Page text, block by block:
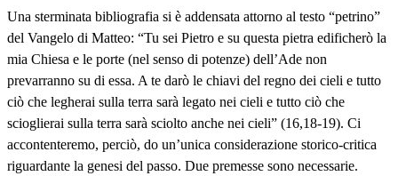
Una sterminata bibliografia si è addensata attorno al testo “petrino”
del Vangelo di Matteo: “Tu sei Pietro e su questa pietra edificherò la
mia Chiesa e le porte (nel senso di potenze) dell’Ade non
prevarranno su di essa. A te darò le chiavi del regno dei cieli e tutto
ciò che legherai sulla terra sarà legato nei cieli e tutto ciò che
scioglierai sulla terra sarà sciolto anche nei cieli” (16,18-19). Ci
accontenteremo, perciò, do un’unica considerazione storico-critica
riguardante la genesi del passo. Due premesse sono necessarie.